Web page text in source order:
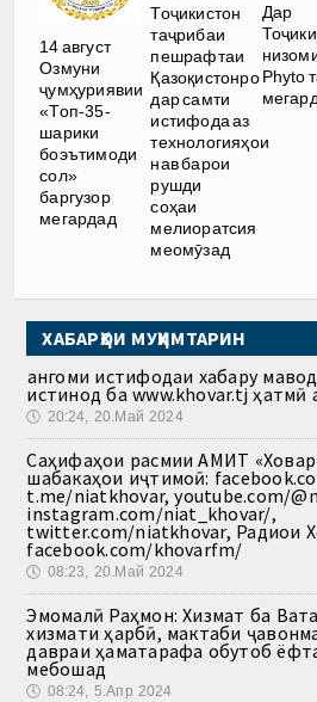
14 август
Озмуни
ҷумҳуриявии
«Топ-35-
шарики
боэътимоди
сол»
баргузор
мегардад
Тоҷикистон
таҷрибаи
пешрафтаи
Қазоқистонро
дар самти
истифода аз
технологияҳои
нав барои
рушди
соҳаи
мелиоратсия
меомӯзад
Дар
Phyto
ХАБАРҲОИ МУҲИМТАРИН
Ҳангоми истифодаи хабару
истинод ба www.khovar.tj ҳатмӣ
🕔 20:24, 20.Май 2024
Саҳифаҳои расмии АМИТ
шабакаҳои иҷтимоӣ:
t.me/niatkhovar, youtube.com/
instagram.com/niat_khovar/,
twitter.com/niatkhovar, Радиои
facebook.com/khovarfm/
🕔 08:23, 20.Май 2024
Эмомалӣ Раҳмон: Хизмат ба
хизмати ҳарбӣ, мактаби
давраи ҳаматарафа обутоб
мебошад
🕔 08:24, 5.Апр 2024